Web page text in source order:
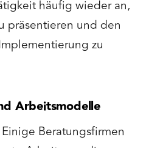
häufig wieder an,
präsentieren und den
zu
Arbeitsmodelle
Einige Beratungsfirmen